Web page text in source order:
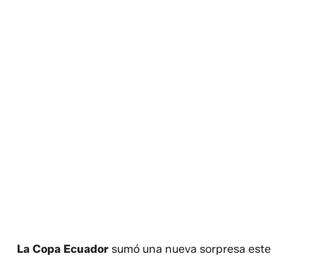
La Copa Ecuador sumó una nueva sorpresa este